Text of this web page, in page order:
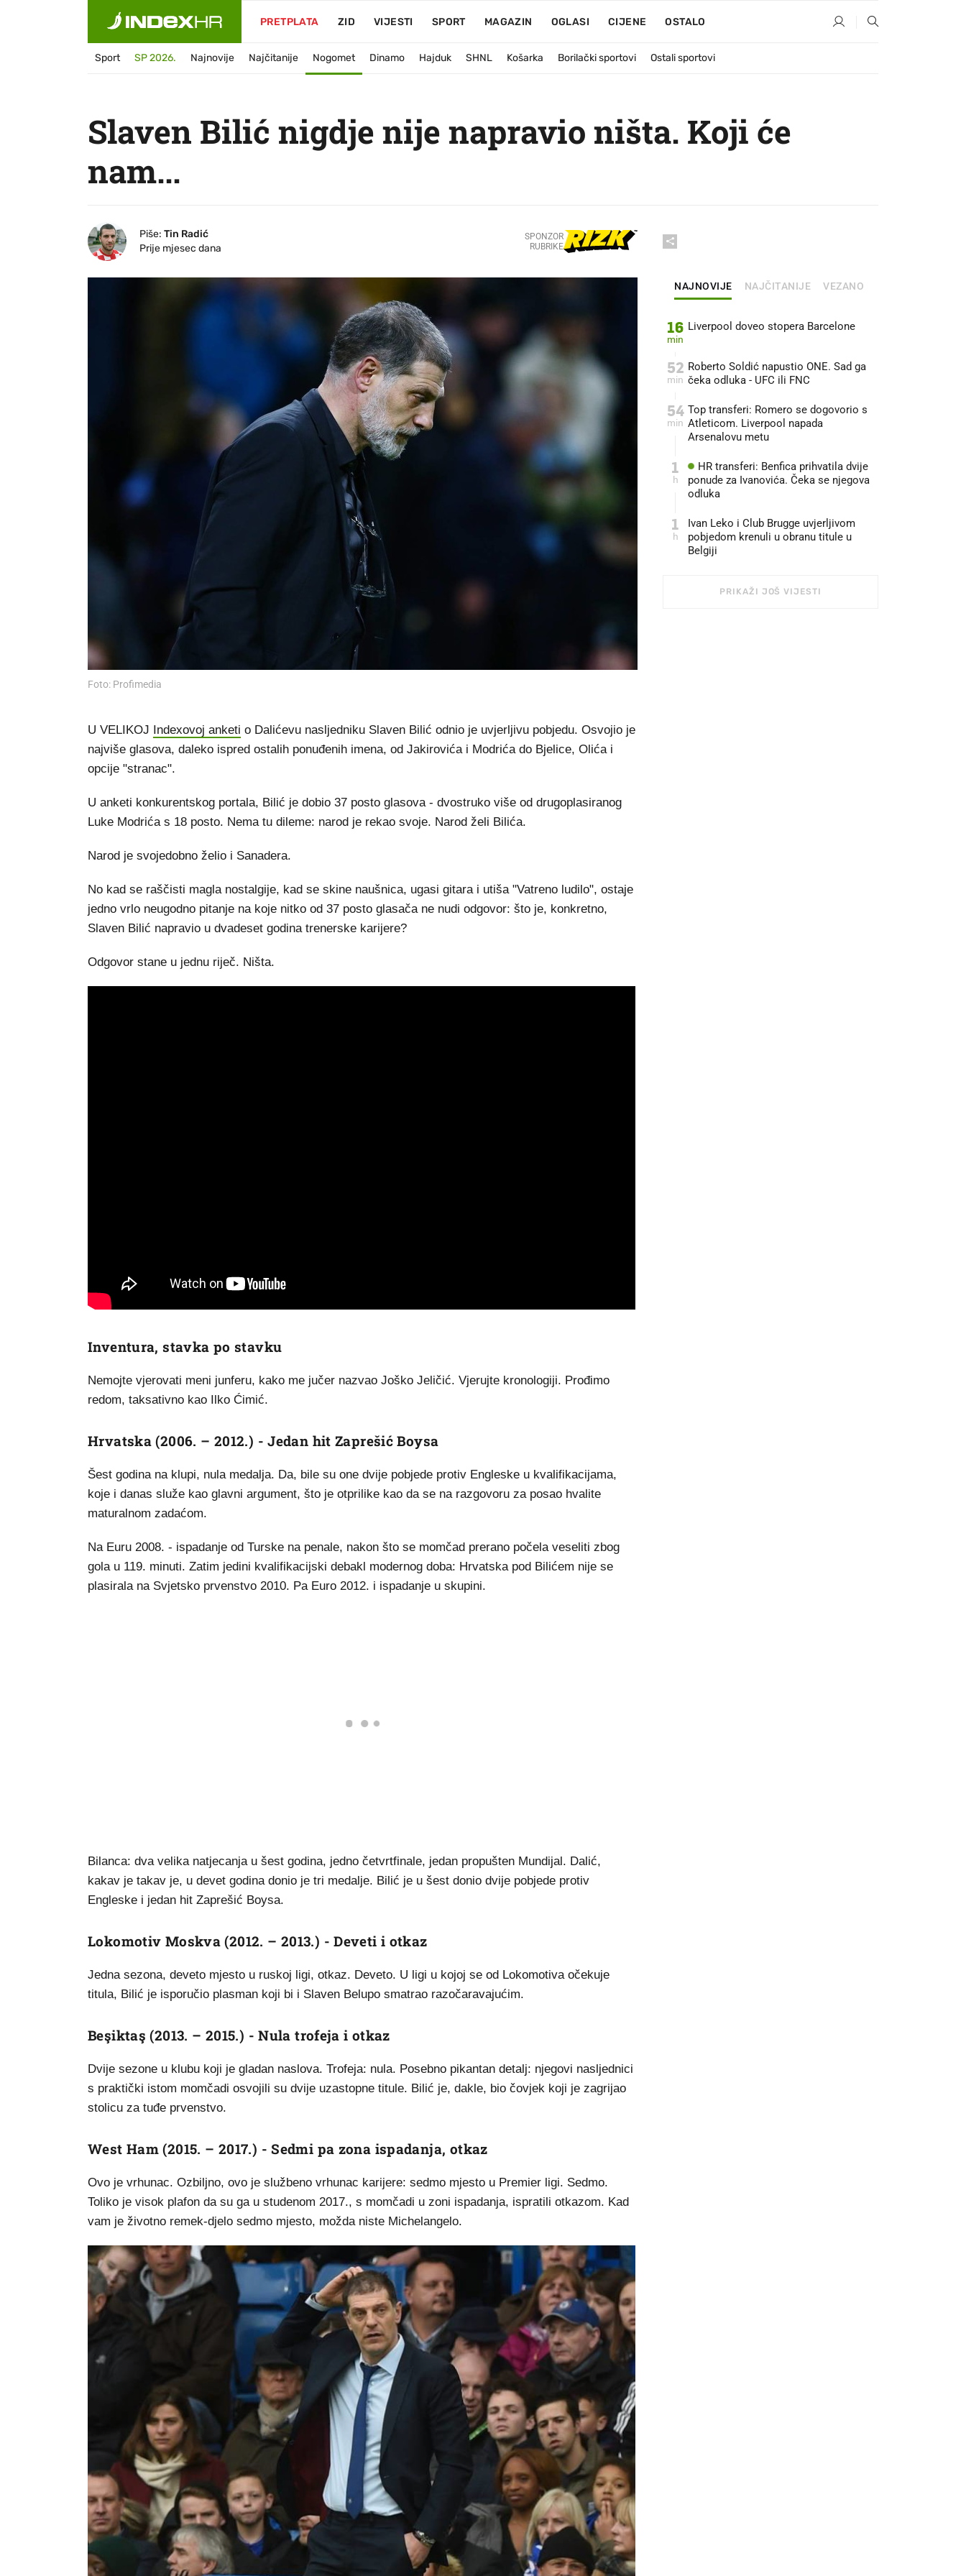
PRETPLATA ZID VIJESTI SPORT MAGAZIN OGLASI CIJENE OSTALO
Sport SP 2026. Najnovije Najčitanije Nogomet Dinamo Hajduk SHNL Košarka Borilački sportovi Ostali sportovi
Slaven Bilić nigdje nije napravio ništa. Koji će
nam...
Piše: Tin Radić
Prije mjesec dana
SPONZOR
RUBRIKE
Foto: Profimedia
U VELIKOJ Indexovoj anketi o Dalićevu nasljedniku Slaven Bilić odnio je uvjerljivu pobjedu. Osvojio je
najviše glasova, daleko ispred ostalih ponuđenih imena, od Jakirovića i Modrića do Bjelice, Olića i
opcije "stranac".
U anketi konkurentskog portala, Bilić je dobio 37 posto glasova - dvostruko više od drugoplasiranog
Luke Modrića s 18 posto. Nema tu dileme: narod je rekao svoje. Narod želi Bilića.
Narod je svojedobno želio i Sanadera.
No kad se raščisti magla nostalgije, kad se skine naušnica, ugasi gitara i utiša "Vatreno ludilo", ostaje
jedno vrlo neugodno pitanje na koje nitko od 37 posto glasača ne nudi odgovor: što je, konkretno,
Slaven Bilić napravio u dvadeset godina trenerske karijere?
Odgovor stane u jednu riječ. Ništa.
Inventura, stavka po stavku
Nemojte vjerovati meni junferu, kako me jučer nazvao Joško Jeličić. Vjerujte kronologiji. Prođimo
redom, taksativno kao Ilko Ćimić.
Hrvatska (2006. – 2012.) - Jedan hit Zaprešić Boysa
Šest godina na klupi, nula medalja. Da, bile su one dvije pobjede protiv Engleske u kvalifikacijama,
koje i danas služe kao glavni argument, što je otprilike kao da se na razgovoru za posao hvalite
maturalnom zadaćom.
Na Euru 2008. - ispadanje od Turske na penale, nakon što se momčad prerano počela veseliti zbog
gola u 119. minuti. Zatim jedini kvalifikacijski debakl modernog doba: Hrvatska pod Bilićem nije se
plasirala na Svjetsko prvenstvo 2010. Pa Euro 2012. i ispadanje u skupini.
Bilanca: dva velika natjecanja u šest godina, jedno četvrtfinale, jedan propušten Mundijal. Dalić,
kakav je takav je, u devet godina donio je tri medalje. Bilić je u šest donio dvije pobjede protiv
Engleske i jedan hit Zaprešić Boysa.
Lokomotiv Moskva (2012. – 2013.) - Deveti i otkaz
Jedna sezona, deveto mjesto u ruskoj ligi, otkaz. Deveto. U ligi u kojoj se od Lokomotiva očekuje
titula, Bilić je isporučio plasman koji bi i Slaven Belupo smatrao razočaravajućim.
Beşiktaş (2013. – 2015.) - Nula trofeja i otkaz
Dvije sezone u klubu koji je gladan naslova. Trofeja: nula. Posebno pikantan detalj: njegovi nasljednici
s praktički istom momčadi osvojili su dvije uzastopne titule. Bilić je, dakle, bio čovjek koji je zagrijao
stolicu za tuđe prvenstvo.
West Ham (2015. – 2017.) - Sedmi pa zona ispadanja, otkaz
Ovo je vrhunac. Ozbiljno, ovo je službeno vrhunac karijere: sedmo mjesto u Premier ligi. Sedmo.
Toliko je visok plafon da su ga u studenom 2017., s momčadi u zoni ispadanja, ispratili otkazom. Kad
vam je životno remek-djelo sedmo mjesto, možda niste Michelangelo.
NAJNOVIJE NAJČITANIJE VEZANO
16
min
Liverpool doveo stopera Barcelone
52
min
Roberto Soldić napustio ONE. Sad ga
čeka odluka - UFC ili FNC
54
min
Top transferi: Romero se dogovorio s
Atleticom. Liverpool napada
Arsenalovu metu
1
h
HR transferi: Benfica prihvatila dvije
ponude za Ivanovića. Čeka se njegova
odluka
1
h
Ivan Leko i Club Brugge uvjerljivom
pobjedom krenuli u obranu titule u
Belgiji
PRIKAŽI JOŠ VIJESTI